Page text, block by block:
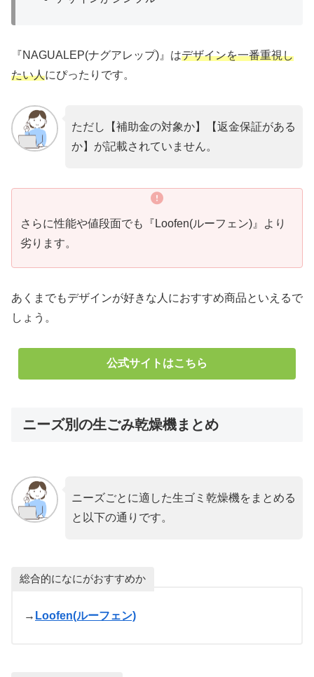
『NAGUALEP(ナグアレップ)』はデザインを一番重視し
たい人にぴったりです。
ただし【補助金の対象か】【返金保証がある
か】が記載されていません。
さらに性能や値段面でも『Loofen(ルーフェン)』より
劣ります。
あくまでもデザインが好きな人におすすめ商品といえるで
しょう。
公式サイトはこちら
ニーズ別の生ごみ乾燥機まとめ
ニーズごとに適した生ゴミ乾燥機をまとめる
と以下の通りです。
総合的になにがおすすめか
→ Loofen(ルーフェン)